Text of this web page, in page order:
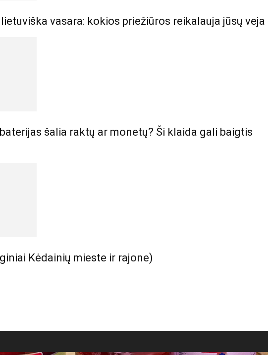
vasara: kokios priežiūros reikalauja jūsų veja
šalia raktų ar monetų? Ši klaida gali baigtis
Kėdainių mieste ir rajone)